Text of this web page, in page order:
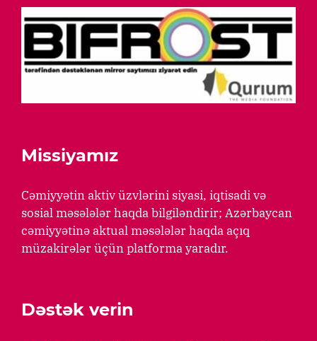
Missiyamız
Cəmiyyətin aktiv üzvlərini siyasi, iqtisadi və
sosial məsələlər haqda bilgiləndirir; Azərbaycan
cəmiyyətinə aktual məsələlər haqda açıq
müzakirələr üçün platforma yaradır.
Dəstək verin